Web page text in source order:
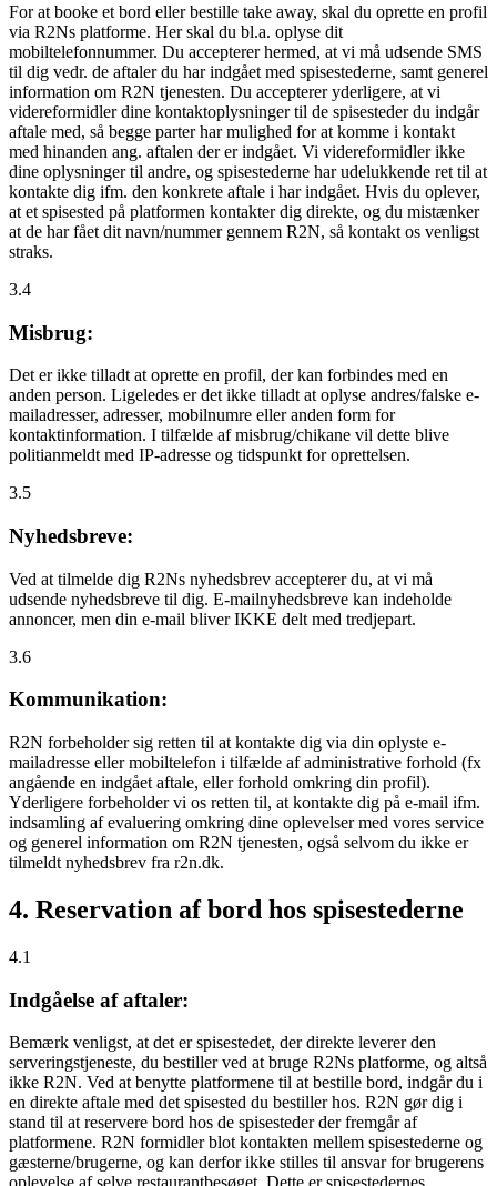
For at booke et bord eller bestille take away, skal du oprette en profil
via R2Ns platforme. Her skal du bl.a. oplyse dit
mobiltelefonnummer. Du accepterer hermed, at vi må udsende SMS
til dig vedr. de aftaler du har indgået med spisestederne, samt generel
information om R2N tjenesten. Du accepterer yderligere, at vi
videreformidler dine kontaktoplysninger til de spisesteder du indgår
aftale med, så begge parter har mulighed for at komme i kontakt
med hinanden ang. aftalen der er indgået. Vi videreformidler ikke
dine oplysninger til andre, og spisestederne har udelukkende ret til at
kontakte dig ifm. den konkrete aftale i har indgået. Hvis du oplever,
at et spisested på platformen kontakter dig direkte, og du mistænker
at de har fået dit navn/nummer gennem R2N, så kontakt os venligst
straks.
3.4
Misbrug:
Det er ikke tilladt at oprette en profil, der kan forbindes med en
anden person. Ligeledes er det ikke tilladt at oplyse andres/falske e-
mailadresser, adresser, mobilnumre eller anden form for
kontaktinformation. I tilfælde af misbrug/chikane vil dette blive
politianmeldt med IP-adresse og tidspunkt for oprettelsen.
3.5
Nyhedsbreve:
Ved at tilmelde dig R2Ns nyhedsbrev accepterer du, at vi må
udsende nyhedsbreve til dig. E-mailnyhedsbreve kan indeholde
annoncer, men din e-mail bliver IKKE delt med tredjepart.
3.6
Kommunikation:
R2N forbeholder sig retten til at kontakte dig via din oplyste e-
mailadresse eller mobiltelefon i tilfælde af administrative forhold (fx
angående en indgået aftale, eller forhold omkring din profil).
Yderligere forbeholder vi os retten til, at kontakte dig på e-mail ifm.
indsamling af evaluering omkring dine oplevelser med vores service
og generel information om R2N tjenesten, også selvom du ikke er
tilmeldt nyhedsbrev fra r2n.dk.
4. Reservation af bord hos spisestederne
4.1
Indgåelse af aftaler:
Bemærk venligst, at det er spisestedet, der direkte leverer den
serveringstjeneste, du bestiller ved at bruge R2Ns platforme, og altså
ikke R2N. Ved at benytte platformene til at bestille bord, indgår du i
en direkte aftale med det spisested du bestiller hos. R2N gør dig i
stand til at reservere bord hos de spisesteder der fremgår af
platformene. R2N formidler blot kontakten mellem spisestederne og
gæsterne/brugerne, og kan derfor ikke stilles til ansvar for brugerens